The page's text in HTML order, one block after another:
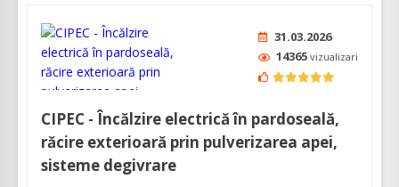
31.03.2026
14365 vizualizari
CIPEC - Încălzire electrică în pardoseală,
răcire exterioară prin pulverizarea apei,
sisteme degivrare